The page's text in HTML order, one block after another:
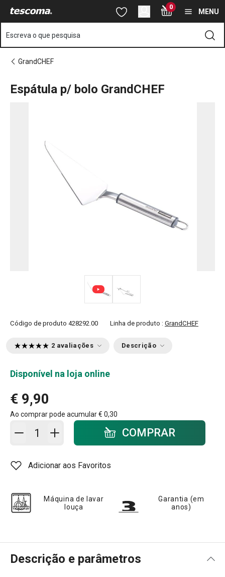
Está na página Espátula p/ bolo GrandCHEF
Saltar para o conteúdo principal
Saltar para a pesquisa
Saltar para a navegação 0
MENU
Escreva o que pesquisa
GrandCHEF
Espátula p/ bolo GrandCHEF
Código de produto 428292.00 Linha de produto : GrandCHEF
2 avaliações Descrição
Disponível na loja online
€ 9,90
Ao comprar pode acumular€ 0,30
Adicionar ao carrinho - quantidadeCOMPRAR
Adicionar aos Favoritos
Máquina de lavar
louça
Garantia (em
anos)
Descrição e parâmetros